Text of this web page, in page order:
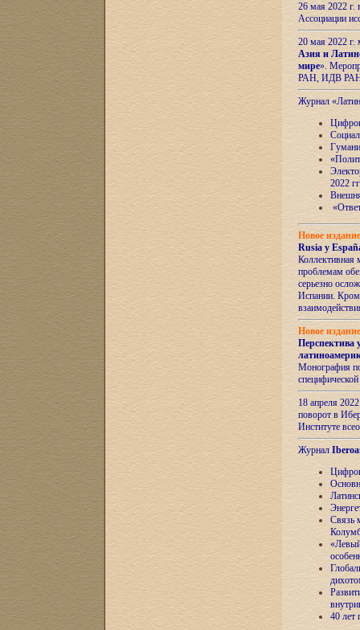
26 мая 2022
Ассоциации
20 мая 2022
Азия и
мире».
РАН, ИДВ
Журнал
2022
Новое
Rusia y
Коллективная
проблемам
серьезно
Испании.
Новое
Перспектива
Монография
18 апреля
поворот в
Институте
Журнал
Связь
40 лет